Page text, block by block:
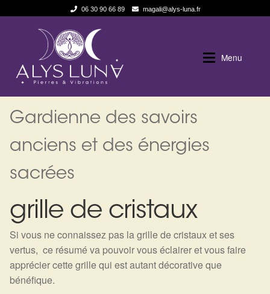
06 30 90 66 89 magali@alys-luna.fr
navigation
contenu
Menu
Alys Luna
Qui suis je
Boutique en ligne
Blog
Politique de cookies (UE)
La Boutique
Alys Luna
La Boutique
Les pierres en détail
Test — Quelle Gardienne ?
La roue de l’année
Mon compte
Gardienne des savoirs
anciens et des énergies
sacrées
grille de cristaux
Si vous ne connaissez pas la grille de cristaux et ses
vertus, ce résumé va pouvoir vous éclairer et vous faire
apprécier cette grille qui est autant décorative que
bénéfique.